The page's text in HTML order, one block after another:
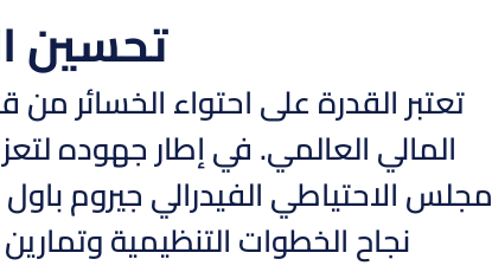
تحسين
تعتبر القدرة على احتواء الخسائر
المالي العالمي. في إطار جهوده
مجلس الاحتياطي الفيدرالي جيروم
نجاح الخطوات التنظيمية